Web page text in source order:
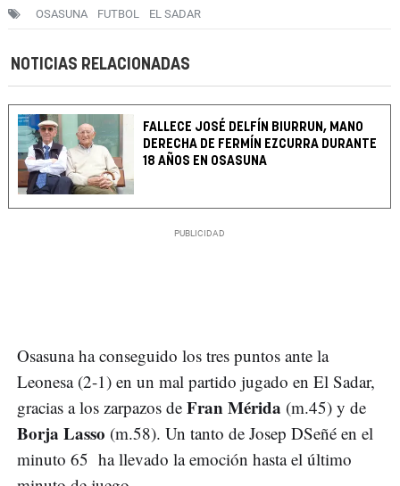
OSASUNA FUTBOL EL SADAR
NOTICIAS RELACIONADAS
FALLECE JOSÉ DELFÍN BIURRUN, MANO
DERECHA DE FERMÍN EZCURRA DURANTE
18 AÑOS EN OSASUNA
Osasuna ha conseguido los tres puntos ante la
Leonesa (2-1) en un mal partido jugado en El Sadar,
gracias a los zarpazos de Fran Mérida (m.45) y de
Borja Lasso (m.58). Un tanto de Josep DSeñé en el
minuto 65 ha llevado la emoción hasta el último